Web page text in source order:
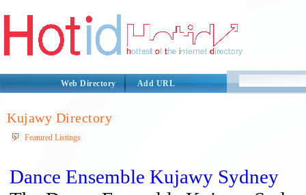
Web Directory Add URL
Kujawy Directory
Featured Listings
Dance Ensemble Kujawy Sydney